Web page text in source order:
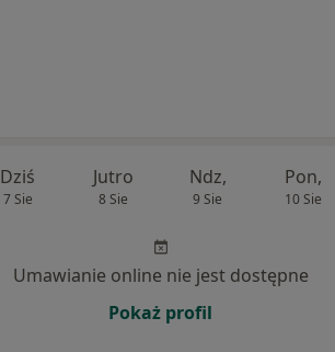
Dziś
7 Sie
Jutro
8 Sie
Ndz,
9 Sie
Pon,
10 Sie
Umawianie online nie jest dostępne
Pokaż profil